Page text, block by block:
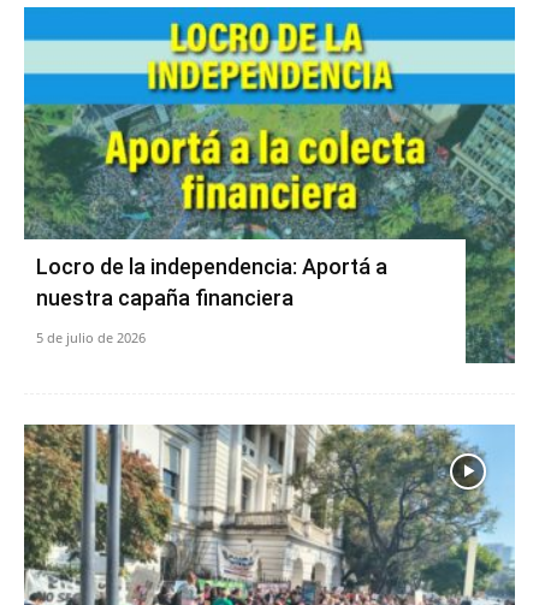
Locro de la independencia: Aportá a
nuestra capaña financiera
5 de julio de 2026